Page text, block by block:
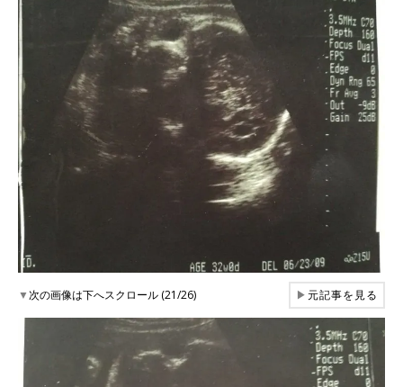
▼次の画像は下へスクロール (21/26) ▶元記事を見る